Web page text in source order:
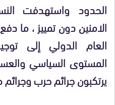
الحدود واستهدفت
الامنين دون تمييز ، ما
العام الدولي إلى
المستوى السياسي
يرتكبون جرائم حرب